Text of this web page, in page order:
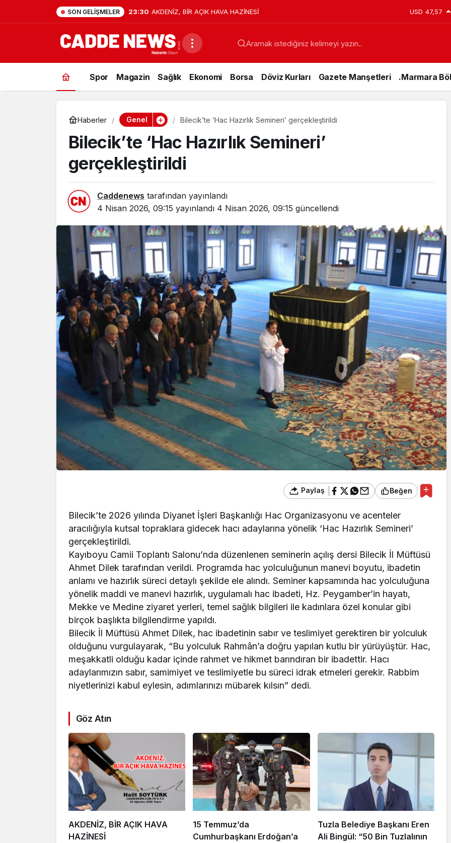
SON GELIŞMELER 23:30 AKDENİZ, BİR AÇIK HAVA HAZİNESİ USD 47,57
Aramak istediğiniz kelimeyi yazın..
Spor Magazin Sağlık Ekonomi Borsa Döviz Kurları Gazete Manşetleri .Marmara
Haberler Genel Bilecik’te ‘Hac Hazırlık Semineri’ gerçekleştirildi
Bilecik’te ‘Hac Hazırlık Semineri’
gerçekleştirildi
Caddenews tarafından yayınlandı
4 Nisan 2026, 09:15 yayınlandı 4 Nisan 2026, 09:15 güncellendi
Paylaş Beğen
Bilecik’te 2026 yılında Diyanet İşleri Başkanlığı Hac Organizasyonu ve acenteler
aracılığıyla kutsal topraklara gidecek hacı adaylarına yönelik ‘Hac Hazırlık Semineri’
gerçekleştirildi.
Kayıboyu Camii Toplantı Salonu’nda düzenlenen seminerin açılış dersi Bilecik İl Müftüsü
Ahmet Dilek tarafından verildi. Programda hac yolculuğunun manevi boyutu, ibadetin
anlamı ve hazırlık süreci detaylı şekilde ele alındı. Seminer kapsamında hac yolculuğuna
yönelik maddi ve manevi hazırlık, uygulamalı hac ibadeti, Hz. Peygamber’in hayatı,
Mekke ve Medine ziyaret yerleri, temel sağlık bilgileri ile kadınlara özel konular gibi
birçok başlıkta bilgilendirme yapıldı.
Bilecik İl Müftüsü Ahmet Dilek, hac ibadetinin sabır ve teslimiyet gerektiren bir yolculuk
olduğunu vurgulayarak, “Bu yolculuk Rahmân’a doğru yapılan kutlu bir yürüyüştür. Hac,
meşakkatli olduğu kadar içinde rahmet ve hikmet barındıran bir ibadettir. Hacı
adaylarımızın sabır, samimiyet ve teslimiyetle bu süreci idrak etmeleri gerekir. Rabbim
niyetlerinizi kabul eylesin, adımlarınızı mübarek kılsın” dedi.
Göz Atın
AKDENİZ, BİR AÇIK HAVA
HAZİNESİ
15 Temmuz’da
Cumhurbaşkanı Erdoğan’a
Tuzla Belediye Başkanı Eren
Ali Bingül: “50 Bin Tuzlalının
Yazarlar
AKDENİZ, BİR AÇIK
HAVA HAZİNESİ
Genel
Cumhurbaşkanı
Erdoğan’a Suikast
Girişiminde Bulunan
FETÖ Firarisi B.K.
Afyonkarahisar’da
Yakalandı